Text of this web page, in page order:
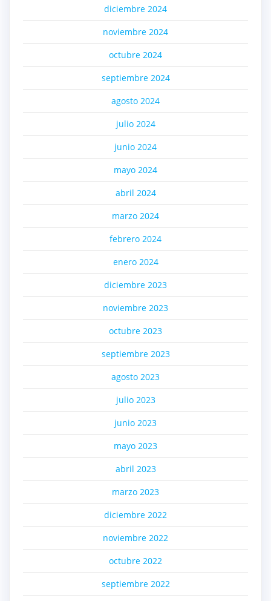
diciembre 2024
noviembre 2024
octubre 2024
septiembre 2024
agosto 2024
julio 2024
junio 2024
mayo 2024
abril 2024
marzo 2024
febrero 2024
enero 2024
diciembre 2023
noviembre 2023
octubre 2023
septiembre 2023
agosto 2023
julio 2023
junio 2023
mayo 2023
abril 2023
marzo 2023
diciembre 2022
noviembre 2022
octubre 2022
septiembre 2022